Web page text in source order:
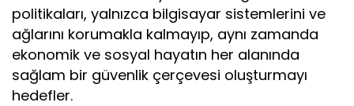
politikaları, yalnızca bilgisayar sistemlerini ve
ağlarını korumakla kalmayıp, aynı zamanda
ekonomik ve sosyal hayatın her alanında
sağlam bir güvenlik çerçevesi oluşturmayı
hedefler.